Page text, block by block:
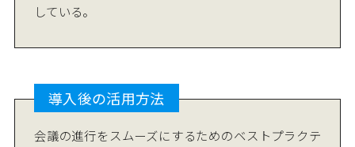
している。
導入後の活用方法
会議の進行をスムーズにするためのベストプラクテ